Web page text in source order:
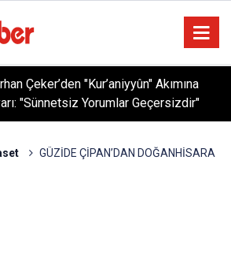
Çeker’den "Kur’aniyyûn" Akımına
"Sünnetsiz Yorumlar Geçersizdir"
GÜZİDE ÇİPAN’DAN DOĞANHİSARA